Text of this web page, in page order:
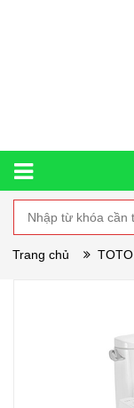
Trang chủ TOTO